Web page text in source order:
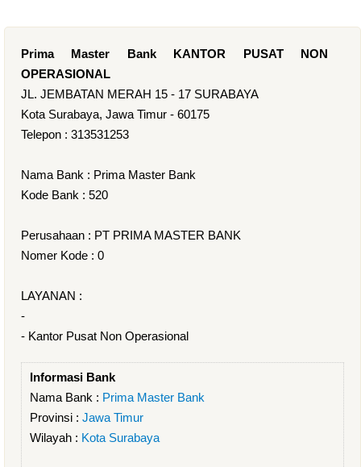
Prima Master Bank KANTOR PUSAT NON
OPERASIONAL
JL. JEMBATAN MERAH 15 - 17 SURABAYA
Kota Surabaya, Jawa Timur - 60175
Telepon : 313531253
Nama Bank : Prima Master Bank
Kode Bank : 520
Perusahaan : PT PRIMA MASTER BANK
Nomer Kode : 0
LAYANAN :
-
- Kantor Pusat Non Operasional
Informasi Bank
Nama Bank : Prima Master Bank
Provinsi : Jawa Timur
Wilayah : Kota Surabaya